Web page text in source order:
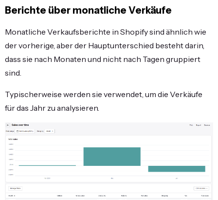
Berichte über monatliche Verkäufe
Monatliche Verkaufsberichte in Shopify sind ähnlich wie
der vorherige, aber der Hauptunterschied besteht darin,
dass sie nach Monaten und nicht nach Tagen gruppiert
sind.
Typischerweise werden sie verwendet, um die Verkäufe
für das Jahr zu analysieren.